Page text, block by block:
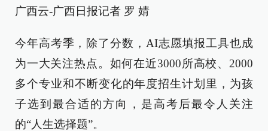
广西云-广西日报记者 罗 婧
今年高考季，除了分数，AI志愿填报工具也成
为一大关注热点。如何在近3000所高校、2000
多个专业和不断变化的年度招生计划里，为孩
子选到最合适的方向，是高考后最令人关注
的“人生选择题”。